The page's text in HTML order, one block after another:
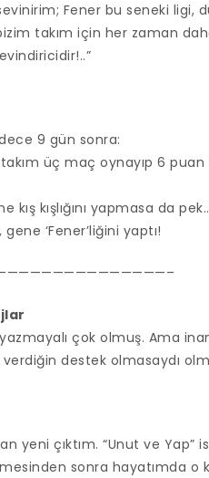
Fener bu seneki ligi,
takım için her zaman
9 gün sonra:
üç maç oynayıp 6 puan
kış kışlığını yapmasa da
gene ‘Fener’liğini yaptı!
çok olmuş. Ama
destek olmasaydı
yeni çıktım. “Unut ve
sonra hayatımda o